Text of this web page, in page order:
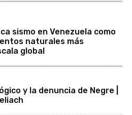
sismo en Venezuela como
naturales más
global
y la denuncia de Negre |